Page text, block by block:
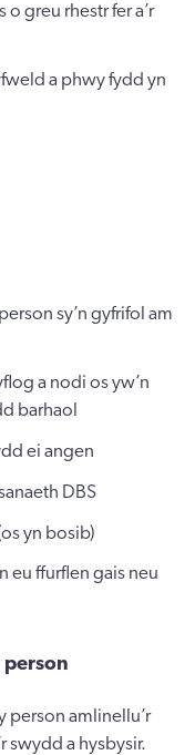
greu rhestr fer a’r
a phwy fydd yn
sy’n gyfrifol am
a nodi os yw’n
barhaol
ei angen
DBS
yn bosib)
eu ffurflen gais neu
person amlinellu’r
swydd a hysbysir.